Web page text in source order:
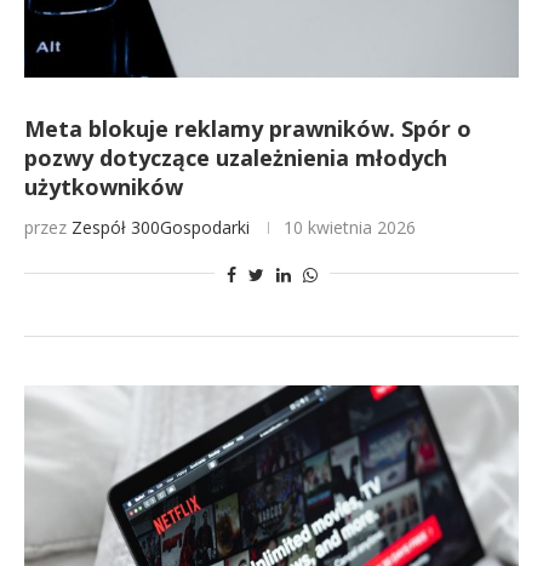
Meta blokuje reklamy prawników. Spór o
pozwy dotyczące uzależnienia młodych
użytkowników
przez Zespół 300Gospodarki 10 kwietnia 2026